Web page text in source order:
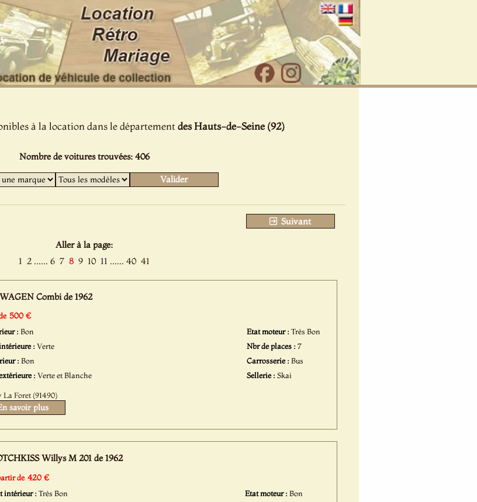
à la location dans le départementdes Hauts-de-Seine (92)
Nombre de voitures trouvées: 406
Suivant
Aller à la page:
1 2 ...... 6 7 8 9 10 11 ...... 40 41
Combi de 1962
500 €
: Bon
: Verte
: Bon
: Verte et Blanche
Etat moteur :Très Bon
Nbr de places :7
Carrosserie :Bus
Sellerie :Skai
Foret (91490)
savoir plus
Willys M 201 de 1962
de 420 €
intérieur :Très Bon
Etat moteur :Bon